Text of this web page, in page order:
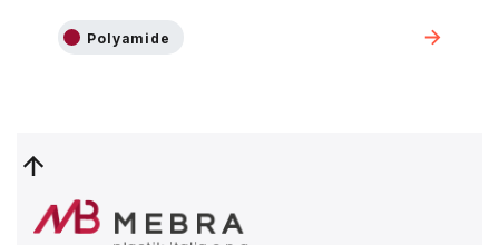
Polyamide